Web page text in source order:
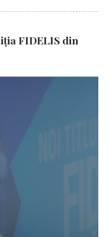
FIDELIS din